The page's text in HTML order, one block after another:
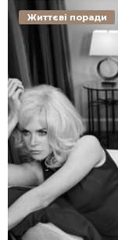
Життєві поради